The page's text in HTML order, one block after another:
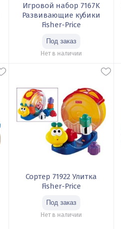
Игровой набор 7167K
Развивающие кубики
Fisher-Price
Нет в наличии
Сортер 71922 Улитка
Fisher-Priсe
Нет в наличии